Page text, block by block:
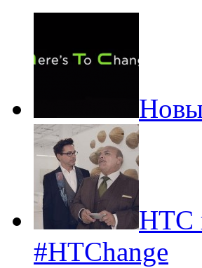
HTC
#HTChange